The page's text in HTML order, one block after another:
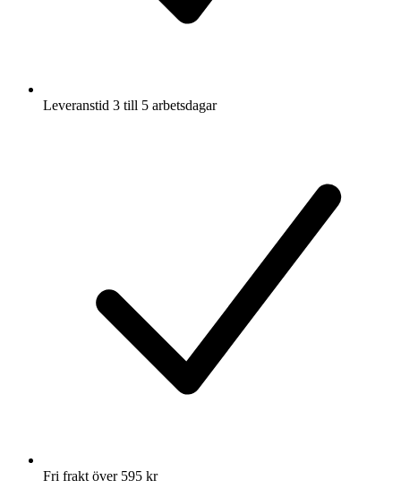
Leveranstid 3 till 5 arbetsdagar
Fri frakt över 595 kr